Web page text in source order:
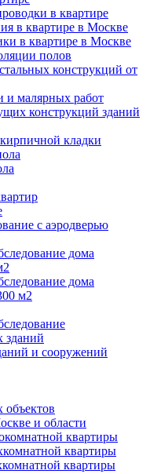
в квартире
в квартире в Москве
в квартире в Москве
полов
конструкций от
и малярных работ
конструкций зданий
кладки
с аэродверью
дома
дома
м2
зданий
и сооружений
объектов
и области
квартиры
квартиры
квартиры